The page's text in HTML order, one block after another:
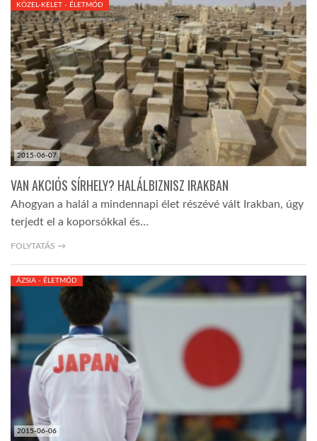
DOBRAVERO.HU
LATIMO.HU
GLOBOBOOK
2015-06-07
KÖZEL-KELET - ÉLETMÓD
VAN AKCIÓS SÍRHELY? HALÁLBIZNISZ IRAKBAN
Ahogyan a halál a mindennapi élet részévé vált Irakban, úgy
terjedt el a koporsókkal és…
FOLYTATÁS →
2015-06-06
ÁZSIA - ÉLETMÓD